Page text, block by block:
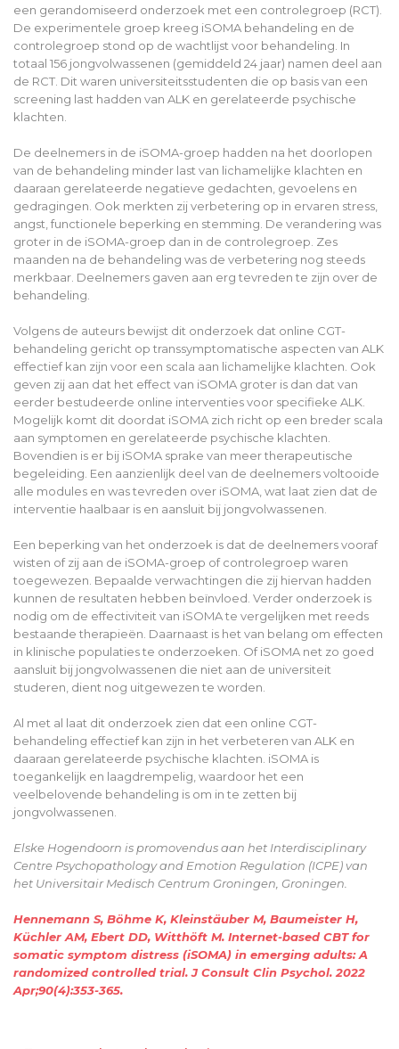
een gerandomiseerd onderzoek met een controlegroep (RCT).
De experimentele groep kreeg iSOMA behandeling en de
controlegroep stond op de wachtlijst voor behandeling. In
totaal 156 jongvolwassenen (gemiddeld 24 jaar) namen deel aan
de RCT. Dit waren universiteitsstudenten die op basis van een
screening last hadden van ALK en gerelateerde psychische
klachten.
De deelnemers in de iSOMA-groep hadden na het doorlopen
van de behandeling minder last van lichamelijke klachten en
daaraan gerelateerde negatieve gedachten, gevoelens en
gedragingen. Ook merkten zij verbetering op in ervaren stress,
angst, functionele beperking en stemming. De verandering was
groter in de iSOMA-groep dan in de controlegroep. Zes
maanden na de behandeling was de verbetering nog steeds
merkbaar. Deelnemers gaven aan erg tevreden te zijn over de
behandeling.
Volgens de auteurs bewijst dit onderzoek dat online CGT-
behandeling gericht op transsymptomatische aspecten van ALK
effectief kan zijn voor een scala aan lichamelijke klachten. Ook
geven zij aan dat het effect van iSOMA groter is dan dat van
eerder bestudeerde online interventies voor specifieke ALK.
Mogelijk komt dit doordat iSOMA zich richt op een breder scala
aan symptomen en gerelateerde psychische klachten.
Bovendien is er bij iSOMA sprake van meer therapeutische
begeleiding. Een aanzienlijk deel van de deelnemers voltooide
alle modules en was tevreden over iSOMA, wat laat zien dat de
interventie haalbaar is en aansluit bij jongvolwassenen.
Een beperking van het onderzoek is dat de deelnemers vooraf
wisten of zij aan de iSOMA-groep of controlegroep waren
toegewezen. Bepaalde verwachtingen die zij hiervan hadden
kunnen de resultaten hebben beïnvloed. Verder onderzoek is
nodig om de effectiviteit van iSOMA te vergelijken met reeds
bestaande therapieën. Daarnaast is het van belang om effecten
in klinische populaties te onderzoeken. Of iSOMA net zo goed
aansluit bij jongvolwassenen die niet aan de universiteit
studeren, dient nog uitgewezen te worden.
Al met al laat dit onderzoek zien dat een online CGT-
behandeling effectief kan zijn in het verbeteren van ALK en
daaraan gerelateerde psychische klachten. iSOMA is
toegankelijk en laagdrempelig, waardoor het een
veelbelovende behandeling is om in te zetten bij
jongvolwassenen.
Elske Hogendoorn is promovendus aan het Interdisciplinary
Centre Psychopathology and Emotion Regulation (ICPE) van
het Universitair Medisch Centrum Groningen, Groningen.
Hennemann S, Böhme K, Kleinstäuber M, Baumeister H,
Küchler AM, Ebert DD, Witthöft M. Internet-based CBT for
somatic symptom distress (iSOMA) in emerging adults: A
randomized controlled trial. J Consult Clin Psychol. 2022
Apr;90(4):353-365.